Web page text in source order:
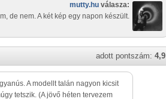
mutty.hu válasza:
de nem. A két kép egy napon készült.
adott pontszám: 4,9
A modellt talán nagyon kicsit
tetszik. (A jövő héten tervezem